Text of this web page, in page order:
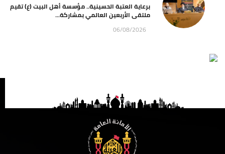
برعاية العتبة الحسينية.. مؤسسة أهل البيت (ع) تقيم
ملتقى الأربعين العالمي بمشاركة...
06/08/2026